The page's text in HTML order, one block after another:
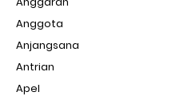
Anggota
Anjangsana
Antrian
Apel